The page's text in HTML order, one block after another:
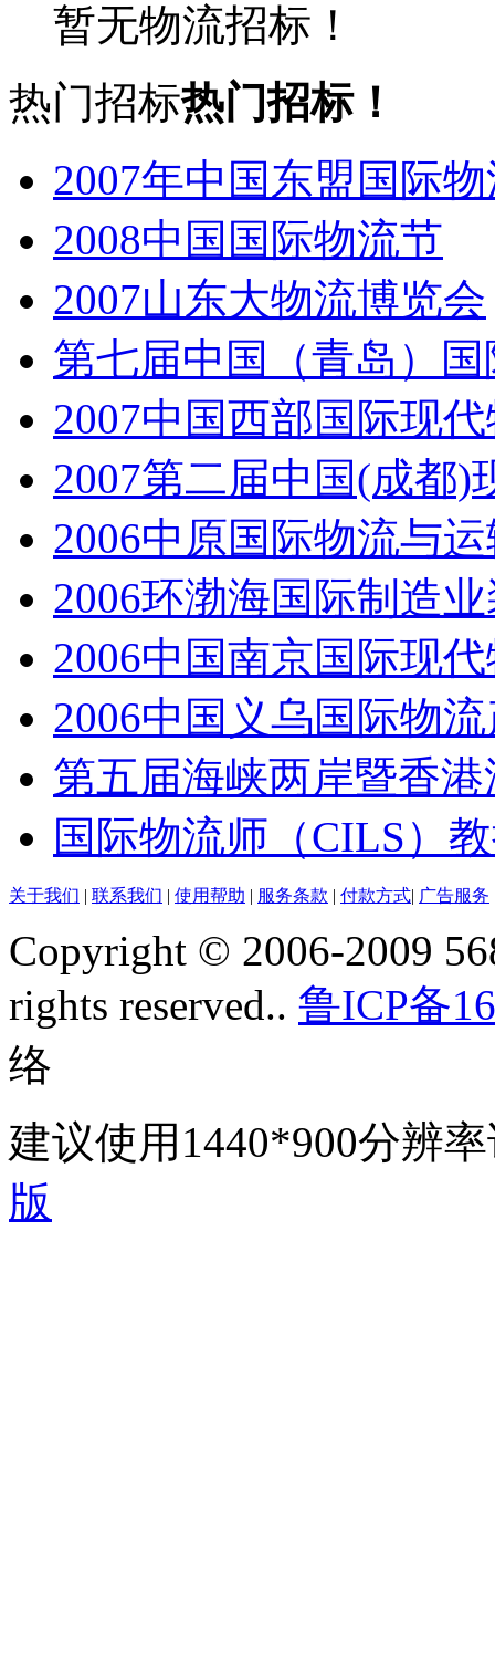
暂无物流招标！
热门招标热门招标！
2007年中国东盟国际
2008中国国际物流节
2007山东大物流博览会
第七届中国（青岛）
2007中国西部国际现
2007第二届中国(成都
2006中原国际物流与
2006环渤海国际制造
2006中国南京国际现
2006中国义乌国际物
第五届海峡两岸暨香
国际物流师（CILS）
关于我们 | 联系我们 | 使用帮助 | 服务条款 | 付款方式| 广告服务
Copyright © 2006-2009
rights reserved.. 鲁ICP备
络
建议使用1440*900分辨
版